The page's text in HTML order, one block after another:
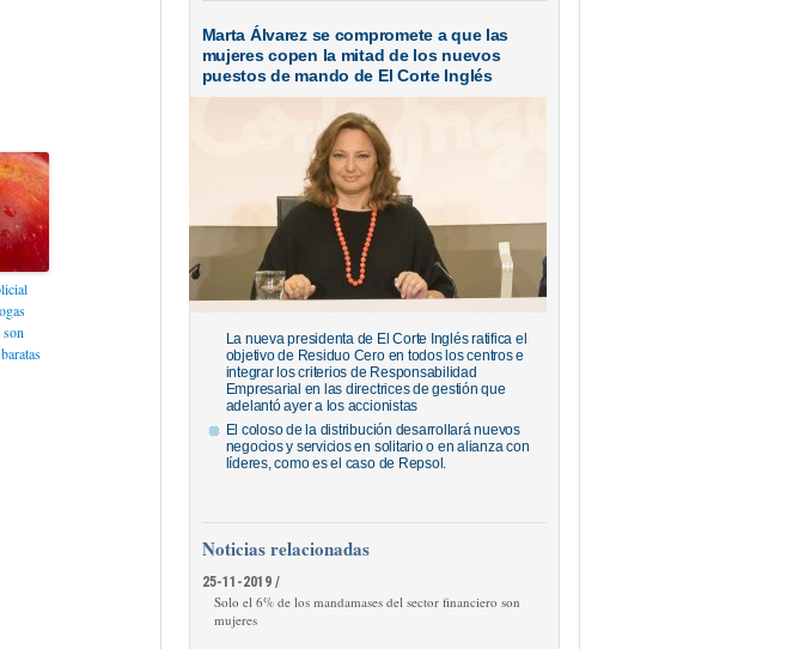
Marta Álvarez se compromete a que las
mujeres copen la mitad de los nuevos
puestos de mando de El Corte Inglés
La nueva presidenta de El Corte Inglés ratifica el
objetivo de Residuo Cero en todos los centros e
integrar los criterios de Responsabilidad
Empresarial en las directrices de gestión que
adelantó ayer a los accionistas
El coloso de la distribución desarrollará nuevos
negocios y servicios en solitario o en alianza con
líderes, como es el caso de Repsol.
Noticias relacionadas
25-11-2019 /
Solo el 6% de los mandamases del sector financiero son
mujeres